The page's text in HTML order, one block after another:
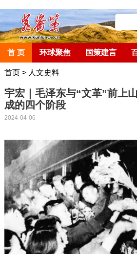
首 页 环球聚焦 国策建言
首页> 人文史料
宇宏｜毛泽东与“文革”前上
成的四个阶段
2024-04-06